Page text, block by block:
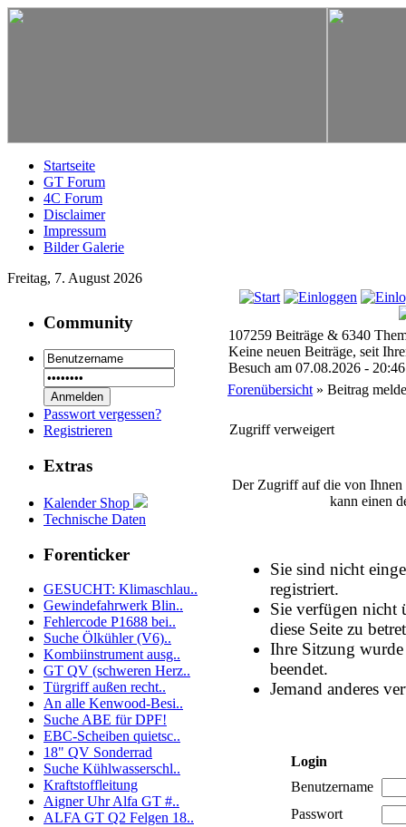
Startseite
GT Forum
4C Forum
Disclaimer
Impressum
Bilder Galerie
Freitag, 7. August 2026
Community
Passwort vergessen?
Registrieren
Extras
Kalender Shop
Technische Daten
Forenticker
GESUCHT: Klimaschlau..
Gewindefahrwerk Blin..
Fehlercode P1688 bei..
Suche Ölkühler (V6)..
Kombiinstrument ausg..
GT QV (schweren Herz..
Türgriff außen recht..
An alle Kenwood-Besi..
Suche ABE für DPF!
EBC-Scheiben quietsc..
18" QV Sonderrad
Suche Kühlwasserschl..
Kraftstoffleitung
Aigner Uhr Alfa GT #..
ALFA GT Q2 Felgen 18..
107259 Beiträge & 6340
Keine neuen Beiträge, seit
Besuch am 07.08.2026 -
Forenübersicht » Beitrag
Zugriff verweigert
Der Zugriff auf die von Ihnen
kann einen
Sie sind nicht
registriert.
Sie verfügen nicht
diese Seite zu
Ihre Sitzung
beendet.
Jemand anderes
Login
Benutzername
Passwort